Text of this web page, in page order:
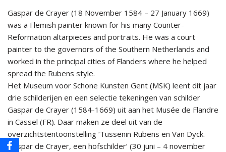
Gaspar de Crayer (18 November 1584 – 27 January 1669)
was a Flemish painter known for his many Counter-
Reformation altarpieces and portraits. He was a court
painter to the governors of the Southern Netherlands and
worked in the principal cities of Flanders where he helped
spread the Rubens style.
Het Museum voor Schone Kunsten Gent (MSK) leent dit jaar
drie schilderijen en een selectie tekeningen van schilder
Gaspar de Crayer (1584-1669) uit aan het Musée de Flandre
in Cassel (FR). Daar maken ze deel uit van de
overzichtstentoonstelling ‘Tussenin Rubens en Van Dyck.
Gaspar de Crayer, een hofschilder’ (30 juni – 4 november